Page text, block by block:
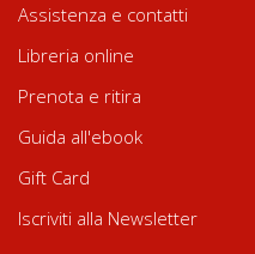
Assistenza e contatti
Libreria online
Prenota e ritira
Guida all'ebook
Gift Card
Iscriviti alla Newsletter